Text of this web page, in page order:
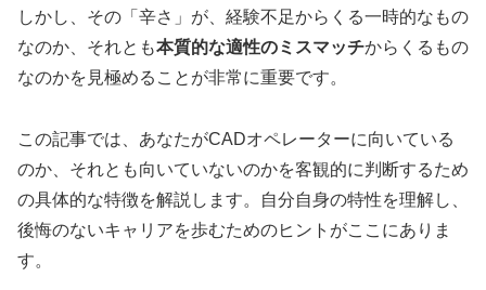
しかし、その「辛さ」が、経験不足からくる一時的なもの
なのか、それとも本質的な適性のミスマッチからくるもの
なのかを見極めることが非常に重要です。
この記事では、あなたがCADオペレーターに向いている
のか、それとも向いていないのかを客観的に判断するため
の具体的な特徴を解説します。自分自身の特性を理解し、
後悔のないキャリアを歩むためのヒントがここにありま
す。